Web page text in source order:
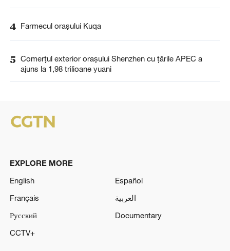
4 Farmecul orașului Kuqa
5 Comerțul exterior orașului Shenzhen cu țările APEC a
ajuns la 1,98 trilioane yuani
EXPLORE MORE
English
Español
Français
العربية
Русский
Documentary
CCTV+